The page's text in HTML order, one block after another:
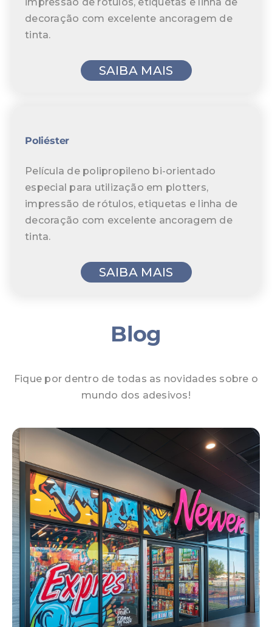
decoração com excelente ancoragem de
tinta.
SAIBA MAIS
Poliéster
Película de polipropileno bi-orientado
especial para utilização em plotters,
impressão de rótulos, etiquetas e linha de
decoração com excelente ancoragem de
tinta.
SAIBA MAIS
Blog
Fique por dentro de todas as novidades sobre o
mundo dos adesivos!